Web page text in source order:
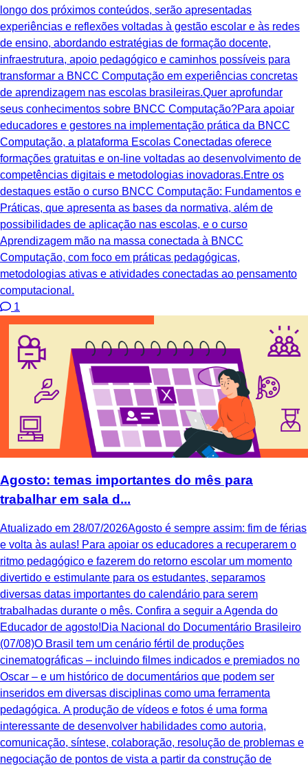
longo dos próximos conteúdos, serão apresentadas
experiências e reflexões voltadas à gestão escolar e às redes
de ensino, abordando estratégias de formação docente,
infraestrutura, apoio pedagógico e caminhos possíveis para
transformar a BNCC Computação em experiências concretas
de aprendizagem nas escolas brasileiras.Quer aprofundar
seus conhecimentos sobre BNCC Computação?Para apoiar
educadores e gestores na implementação prática da BNCC
Computação, a plataforma Escolas Conectadas oferece
formações gratuitas e on-line voltadas ao desenvolvimento de
competências digitais e metodologias inovadoras.Entre os
destaques estão o curso BNCC Computação: Fundamentos e
Práticas, que apresenta as bases da normativa, além de
possibilidades de aplicação nas escolas, e o curso
Aprendizagem mão na massa conectada à BNCC
Computação, com foco em práticas pedagógicas,
metodologias ativas e atividades conectadas ao pensamento
computacional.
1
Agosto: temas importantes do mês para
trabalhar em sala d...
Atualizado em 28/07/2026Agosto é sempre assim: fim de férias
e volta às aulas! Para apoiar os educadores a recuperarem o
ritmo pedagógico e fazerem do retorno escolar um momento
divertido e estimulante para os estudantes, separamos
diversas datas importantes do calendário para serem
trabalhadas durante o mês. Confira a seguir a Agenda do
Educador de agosto!Dia Nacional do Documentário Brasileiro
(07/08)O Brasil tem um cenário fértil de produções
cinematográficas – incluindo filmes indicados e premiados no
Oscar – e um histórico de documentários que podem ser
inseridos em diversas disciplinas como uma ferramenta
pedagógica. A produção de vídeos e fotos é uma forma
interessante de desenvolver habilidades como autoria,
comunicação, síntese, colaboração, resolução de problemas e
negociação de pontos de vista a partir da construção de